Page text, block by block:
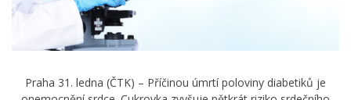
Praha 31. ledna (ČTK) – Příčinou úmrtí poloviny diabetiků je